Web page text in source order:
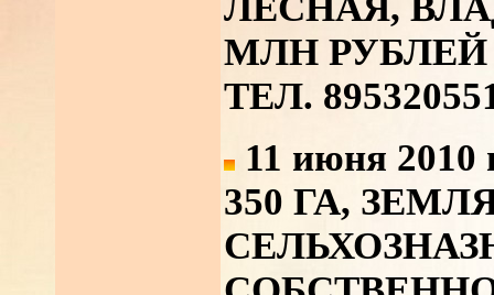
МЛН РУБЛЕЙ
ТЕЛ.
11 июня 2010
350 ГА,